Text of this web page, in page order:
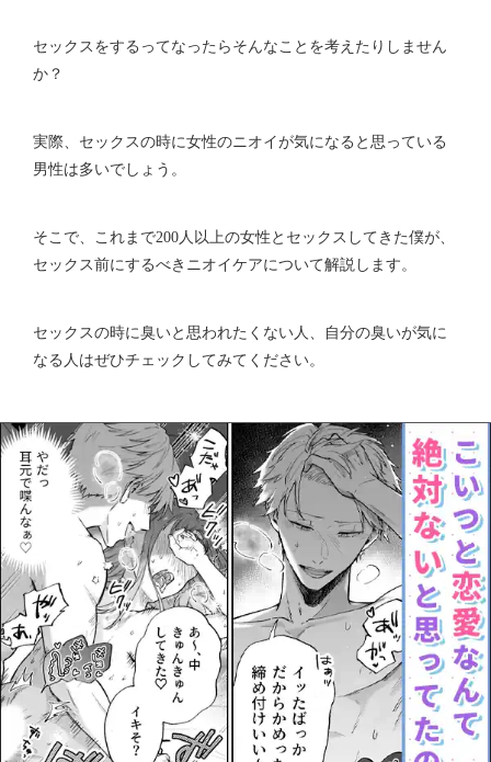
セックスをするってなったらそんなことを考えたりしません
か？
実際、セックスの時に女性のニオイが気になると思っている
男性は多いでしょう。
そこで、これまで200人以上の女性とセックスしてきた僕が、
セックス前にするべきニオイケアについて解説します。
セックスの時に臭いと思われたくない人、自分の臭いが気に
なる人はぜひチェックしてみてください。